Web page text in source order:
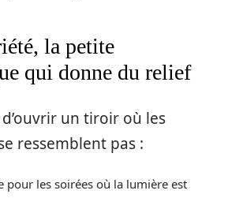
la petite
qui donne du relief
d’ouvrir un tiroir où les
ressemblent pas :
pour les soirées où la lumière est